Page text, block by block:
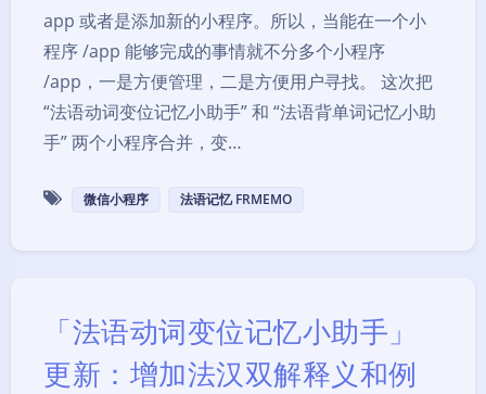
app 或者是添加新的小程序。所以，当能在一个小
程序 /app 能够完成的事情就不分多个小程序
/app，一是方便管理，二是方便用户寻找。 这次把
“法语动词变位记忆小助手” 和 “法语背单词记忆小助
手” 两个小程序合并，变…
微信小程序 法语记忆 FRMEMO
「法语动词变位记忆小助手」
更新：增加法汉双解释义和例